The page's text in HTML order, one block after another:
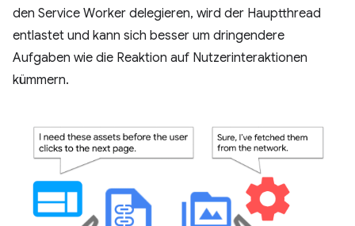
den Service Worker delegieren, wird der Hauptthread
entlastet und kann sich besser um dringendere
Aufgaben wie die Reaktion auf Nutzerinteraktionen
kümmern.